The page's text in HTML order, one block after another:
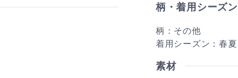
柄・着用シーズン
柄：その他
着用シーズン：春夏
素材